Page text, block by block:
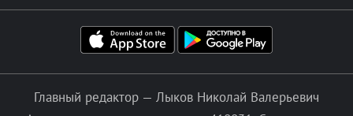
Главный редактор — Лыков Николай Валерьевич